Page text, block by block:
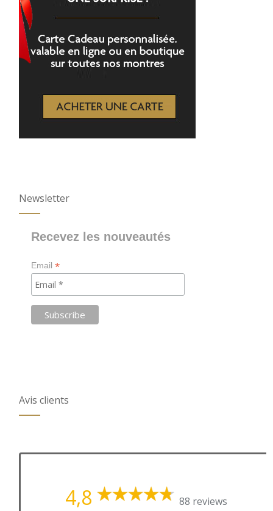
Newsletter
Recevez les nouveautés
Email*
Avis clients
4,8 88 reviews